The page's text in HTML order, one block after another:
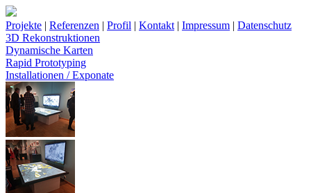
Projekte | Referenzen | Profil | Kontakt | Impressum | Datenschutz
3D Rekonstruktionen
Dynamische Karten
Rapid Prototyping
Installationen / Exponate